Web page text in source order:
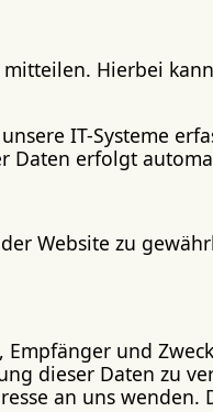
Hierbei
IT-Systeme
Daten erfolgt
Website zu
und
dieser Daten zu
an uns